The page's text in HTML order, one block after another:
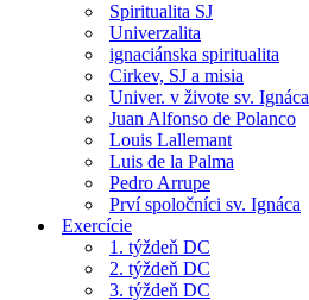
Spiritualita SJ
Univerzalita
ignaciánska spiritualita
Cirkev, SJ a misia
Univer. v živote sv. Ignáca
Juan Alfonso de Polanco
Louis Lallemant
Luis de la Palma
Pedro Arrupe
Prví spoločníci sv. Ignáca
Exercície
1. týždeň DC
2. týždeň DC
3. týždeň DC